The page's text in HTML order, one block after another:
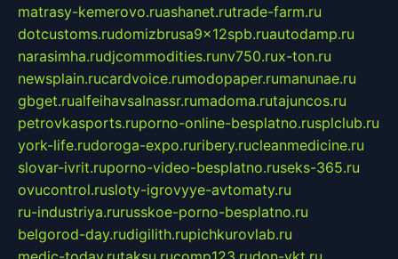
matrasy-kemerovo.ruashanet.rutrade-farm.ru
dotcustoms.rudomizbrusa9x12spb.ruautodamp.ru
narasimha.rudjcommodities.runv750.rux-ton.ru
newsplain.rucardvoice.rumodopaper.rumanunae.ru
gbget.rualfeihavsalnassr.rumadoma.rutajuncos.ru
petrovkasports.ruporno-online-besplatno.rusplclub.ru
york-life.rudoroga-expo.ruribery.rucleanmedicine.ru
slovar-ivrit.ruporno-video-besplatno.ruseks-365.ru
ovucontrol.rusloty-igrovyye-avtomaty.ru
ru-industriya.rurusskoe-porno-besplatno.ru
belgorod-day.rudigilith.rupichkurovlab.ru